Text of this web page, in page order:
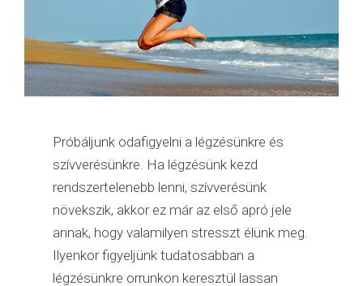
Próbáljunk odafigyelni a légzésünkre és
szívverésünkre. Ha légzésünk kezd
rendszertelenebb lenni, szívverésünk
növekszik, akkor ez már az első apró jele
annak, hogy valamilyen stresszt élünk meg.
Ilyenkor figyeljünk tudatosabban a
légzésünkre orrunkon keresztül lassan